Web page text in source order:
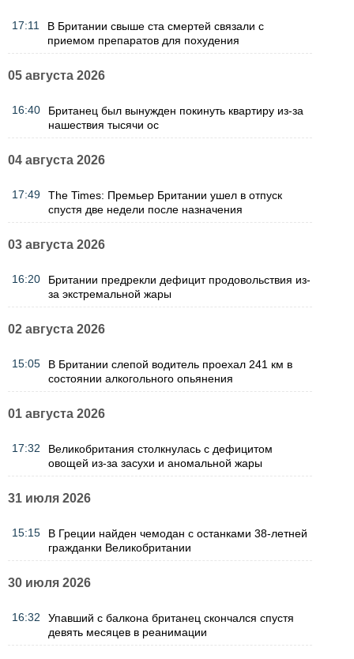
17:11
В Британии свыше ста смертей связали с
приемом препаратов для похудения
05 августа 2026
16:40
Британец был вынужден покинуть квартиру из-за
нашествия тысячи ос
04 августа 2026
17:49
The Times: Премьер Британии ушел в отпуск
спустя две недели после назначения
03 августа 2026
16:20
Британии предрекли дефицит продовольствия из-
за экстремальной жары
02 августа 2026
15:05
В Британии слепой водитель проехал 241 км в
состоянии алкогольного опьянения
01 августа 2026
17:32
Великобритания столкнулась с дефицитом
овощей из-за засухи и аномальной жары
31 июля 2026
15:15
В Греции найден чемодан с останками 38-летней
гражданки Великобритании
30 июля 2026
16:32
Упавший с балкона британец скончался спустя
девять месяцев в реанимации